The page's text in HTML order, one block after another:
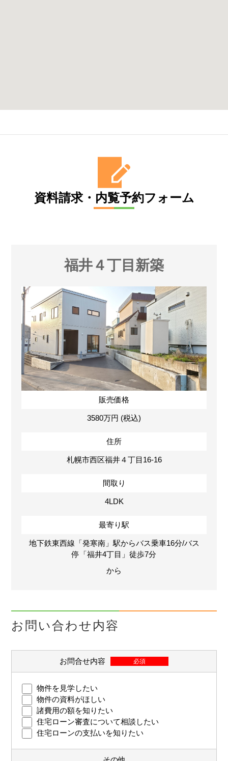
資料請求・内覧予約フォーム
福井４丁目新築
販売価格
3580万円 (税込)
住所
札幌市西区福井４丁目16-16
間取り
4LDK
最寄り駅
地下鉄東西線「発寒南」駅からバス乗車16分/バス
停「福井4丁目」徒歩7分
から
お問い合わせ内容
お問合せ内容 必須
物件を見学したい
物件の資料がほしい
諸費用の額を知りたい
住宅ローン審査について相談したい
住宅ローンの支払いを知りたい